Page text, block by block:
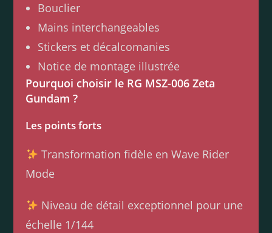
Bouclier
Mains interchangeables
Stickers et décalcomanies
Notice de montage illustrée
Pourquoi choisir le RG MSZ-006 Zeta
Gundam ?
Les points forts
Transformation fidèle en Wave Rider
Mode
Niveau de détail exceptionnel pour une
échelle 1/144